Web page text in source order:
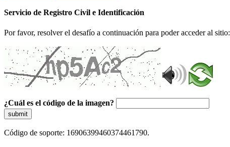
Servicio de Registro Civil e Identificación
Por favor, resolver el desafío a continuación para poder acceder al sitio:
¿Cuál es el código de la imagen?
submit
Código de soporte: 16906399460374461790.